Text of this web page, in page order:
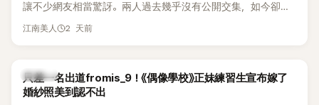
讓不少網友相當驚訝。兩人過去幾乎沒有公開交集，如今卻一
起踏上瑞士之旅，也讓粉絲紛紛好奇：「他們到底是怎麼認識
江南美人 2 天前
K-POP
只差一名出道fromis_9！《偶像學校》正妹練習生宣布嫁了
婚紗照美到認不出